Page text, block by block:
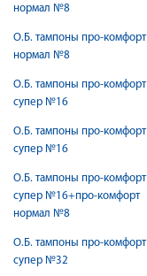
нормал №8
О.Б. тампоны про-комфорт
нормал №8
О.Б. тампоны про-комфорт
супер №16
О.Б. тампоны про-комфорт
супер №16
О.Б. тампоны про-комфорт
супер №16+про-комфорт
нормал №8
О.Б. тампоны про-комфорт
супер №32